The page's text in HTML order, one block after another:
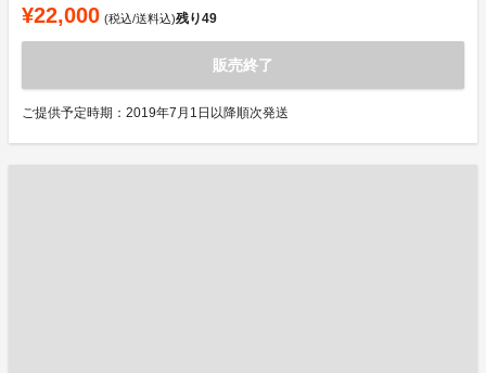
¥22,000 (税込/送料込)残り49
販売終了
ご提供予定時期：2019年7月1日以降順次発送